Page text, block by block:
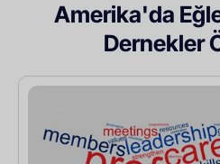
Amerika'da
Dernekler